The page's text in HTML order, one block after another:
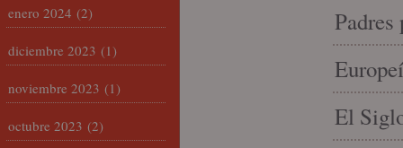
Padres
El
enero 2024 (2)
diciembre 2023 (1)
noviembre 2023 (1)
octubre 2023 (2)